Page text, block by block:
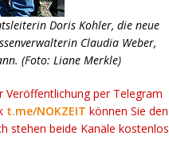
Doris Kohler, die neue
Claudia Weber,
(Foto: Liane Merkle)
Veröffentlichung per Telegram
t.me/NOKZEIT können Sie den
stehen beide Kanäle kostenlos